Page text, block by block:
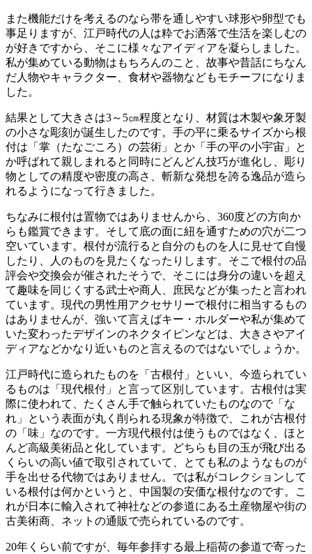
また機能だけを考えるのなら帯を通しやすい球形や卵型でも
事足りますが、江戸時代の人は粋でお洒落で生活を楽しむの
が好きですから、そこに様々なアイディアを凝らしました。
私が集めている動物はもちろんのこと、故事や昔話にちなん
だ人物やキャラクター、食材や器物などもモチーフになりま
した。
結果として大きさは3～5㎝程度となり、材質は木製や象牙製
の小さな彫刻が誕生したのです。手の平に乗るサイズから根
付は「掌（たなごころ）の芸術」とか「手の平の小宇宙」と
か呼ばれて親しまれると同時にどんどん技巧が進化し、彫り
物としての精度や密度の高さ、斬新な発想を誇る逸品が造ら
れるようになって行きました。
ちなみに根付は置物ではありませんから、360度どの方向か
らも鑑賞できます。そして底の面に紐を通すための穴が二つ
空いています。根付が流行ると自分のものを人に見せて自慢
したり、人のものを見たくなったりします。そこで根付の品
評会や交換会が催されたそうで、そこには身分の違いを超え
て趣味を同じくする武士や商人、庶民などが集ったと言われ
ています。現代の男性用アクセサリーで根付に相当するもの
はありませんが、強いて言えばキー・ホルダーや私が集めて
いた変わったデザインのネクタイピンなどは、大きさやアイ
ディアなどかなり近いものと言えるのではないでしょうか。
江戸時代に造られたものを「古根付」といい、今造られてい
るものは「現代根付」と言って区別しています。古根付は実
際に使われて、たくさん手で触られていたものなので「な
れ」という表面が丸く削られる現象が特徴で、これが古根付
の「味」なのです。一方現代根付は使うものではなく、ほと
んど高級美術品と化しています。どちらも目の玉が飛び出る
くらいの高い値で取引されていて、とても私のようなものが
手を出せる代物ではありません。では私がコレクションして
いる根付は何かというと、中国製の安価な根付なのです。こ
れが日本に輸入されて神社などの参道にある土産物屋や街の
古美術商、ネットの通販で売られているのです。
20年くらい前ですが、毎年参拝する最上稲荷の参道で寄った